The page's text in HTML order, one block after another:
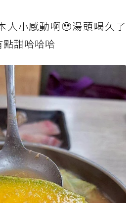
人小感動啊🥹湯頭喝久了
甜哈哈哈